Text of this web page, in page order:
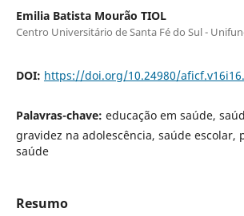
Emilia Batista Mourão TIOL
Centro Universitário de Santa Fé do Sul -
DOI: https://doi.org/10.24980/
Palavras-chave: educação em saúde,
gravidez na adolescência, saúde escolar,
saúde
Resumo